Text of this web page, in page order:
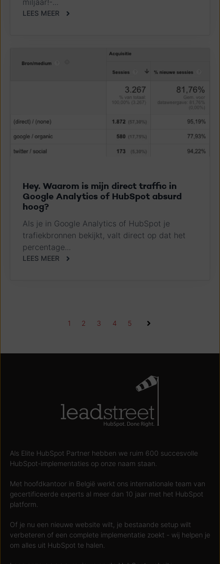
LEES MEER
Hey. Waarom is mijn direct traffic in
Google Analytics of HubSpot absurd
hoog?
Als je in Google Analytics of HubSpot je
trafiekbronnen bekijkt, valt direct op dat het
percentage...
LEES MEER
1 2 3 4 5
Als Elite HubSpot Partner hebben we ruim 600 succesvolle
HubSpot-implementaties op onze naam staan.
Met hoofdkantoor in België werkt ons internationale team van
gecertificeerde experts al meer dan 10 jaar met het HubSpot
platform.
Of je nu een nieuwe website wilt, je bestaande setup wilt
verbeteren of een complete implementatie zoekt - wij helpen je
om alles uit HubSpot te halen.